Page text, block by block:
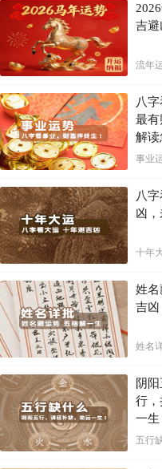
吉避
流年
八
最有
解读
局！
事业
八
凶，
十年
姓名
吉凶
姓名
阴
行，
一生
五行